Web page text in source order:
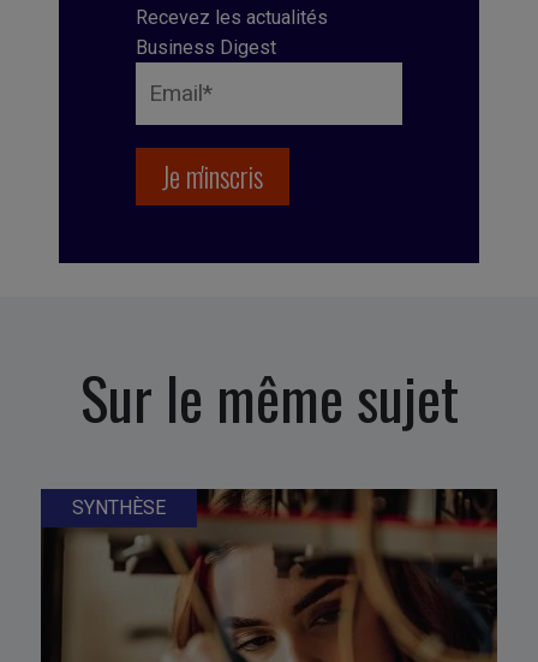
Recevez les actualités
Business Digest
Sur le même sujet
SYNTHÈSE